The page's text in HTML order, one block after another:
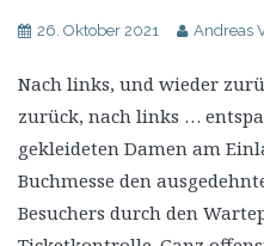
26. Oktober 2021 Andreas
Nach links, und wieder
zurück, nach links …
gekleideten Damen am
Buchmesse den
Besuchers durch den